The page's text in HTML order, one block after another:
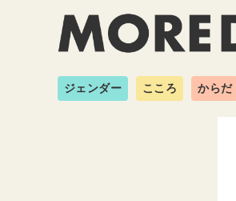
ジェンダー こころ からだ